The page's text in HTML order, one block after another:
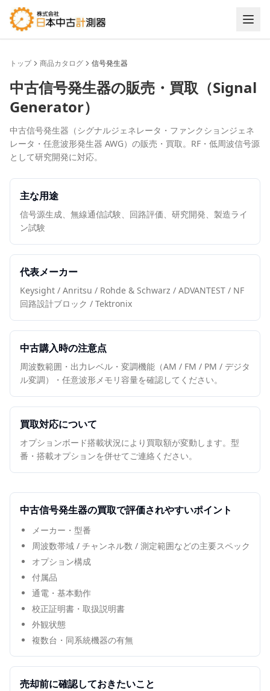
トップ 商品カタログ 信号発生器
中古信号発生器の販売・買取（Signal
Generator）
中古信号発生器（シグナルジェネレータ・ファンクションジェネ
レータ・任意波形発生器 AWG）の販売・買取。RF・低周波信号源
として研究開発に対応。
主な用途
信号源生成、無線通信試験、回路評価、研究開発、製造ライ
ン試験
代表メーカー
Keysight / Anritsu / Rohde & Schwarz / ADVANTEST / NF
回路設計ブロック / Tektronix
中古購入時の注意点
周波数範囲・出力レベル・変調機能（AM / FM / PM / デジタ
ル変調）・任意波形メモリ容量を確認してください。
買取対応について
オプションボード搭載状況により買取額が変動します。型
番・搭載オプションを併せてご連絡ください。
中古信号発生器の買取で評価されやすいポイント
メーカー・型番
周波数帯域 / チャンネル数 / 測定範囲などの主要スペック
オプション構成
付属品
通電・基本動作
校正証明書・取扱説明書
外観状態
複数台・同系統機器の有無
売却前に確認しておきたいこと